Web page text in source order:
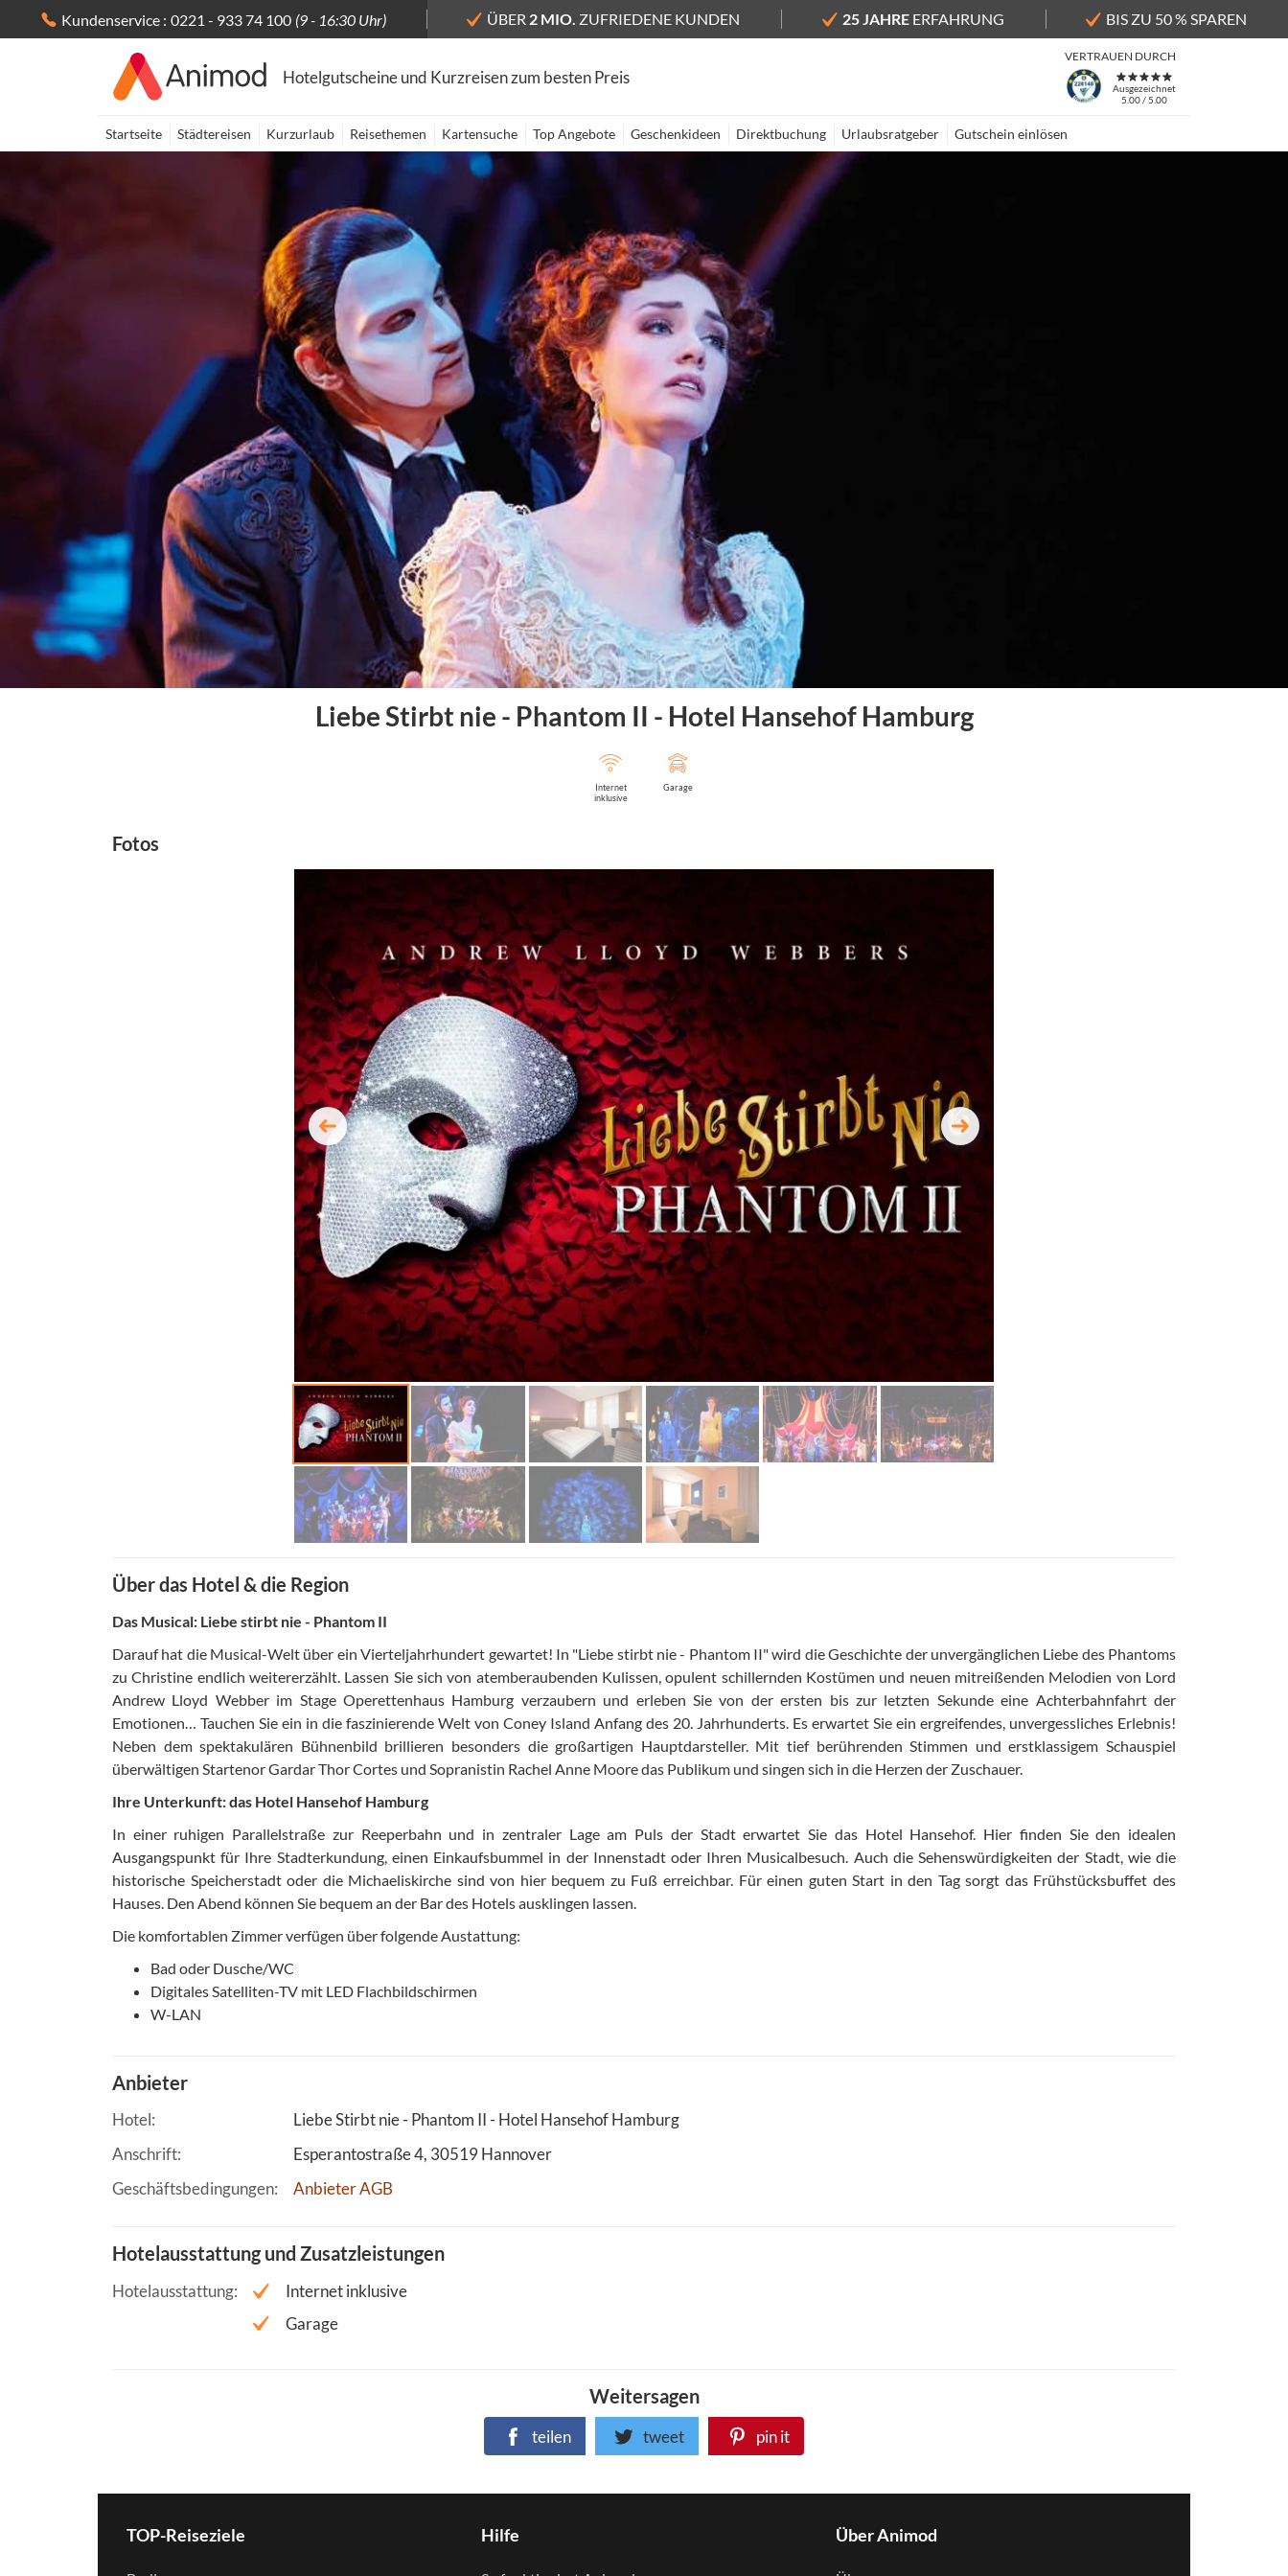
Kundenservice : 0221 - 933 74 100 (9 - 16:30 Uhr) ÜBER 2 MIO. ZUFRIEDENE KUNDEN 25 JAHREERFAHRUNG BIS ZU 50 % SPAREN
Hotelgutscheine und Kurzreisen zum besten Preis
VERTRAUEN DURCH
Ausgezeichnet
5.00 / 5.00
Startseite Städtereisen Kurzurlaub Reisethemen Kartensuche Top Angebote Geschenkideen Direktbuchung Urlaubsratgeber Gutschein einlösen
Liebe Stirbt nie - Phantom II - Hotel Hansehof Hamburg
Internet
inklusive
Garage
Fotos
Über das Hotel & die Region
Das Musical: Liebe stirbt nie - Phantom II
Darauf hat die Musical-Welt über ein Vierteljahrhundert gewartet! In "Liebe stirbt nie - Phantom II" wird die Geschichte der unvergänglichen Liebe des Phantoms
zu Christine endlich weitererzählt. Lassen Sie sich von atemberaubenden Kulissen, opulent schillernden Kostümen und neuen mitreißenden Melodien von Lord
Andrew Lloyd Webber im Stage Operettenhaus Hamburg verzaubern und erleben Sie von der ersten bis zur letzten Sekunde eine Achterbahnfahrt der
Emotionen… Tauchen Sie ein in die faszinierende Welt von Coney Island Anfang des 20. Jahrhunderts. Es erwartet Sie ein ergreifendes, unvergessliches Erlebnis!
Neben dem spektakulären Bühnenbild brillieren besonders die großartigen Hauptdarsteller. Mit tief berührenden Stimmen und erstklassigem Schauspiel
überwältigen Startenor Gardar Thor Cortes und Sopranistin Rachel Anne Moore das Publikum und singen sich in die Herzen der Zuschauer.
Ihre Unterkunft: das Hotel Hansehof Hamburg
In einer ruhigen Parallelstraße zur Reeperbahn und in zentraler Lage am Puls der Stadt erwartet Sie das Hotel Hansehof. Hier finden Sie den idealen
Ausgangspunkt für Ihre Stadterkundung, einen Einkaufsbummel in der Innenstadt oder Ihren Musicalbesuch. Auch die Sehenswürdigkeiten der Stadt, wie die
historische Speicherstadt oder die Michaeliskirche sind von hier bequem zu Fuß erreichbar. Für einen guten Start in den Tag sorgt das Frühstücksbuffet des
Hauses. Den Abend können Sie bequem an der Bar des Hotels ausklingen lassen.
Die komfortablen Zimmer verfügen über folgende Austattung:
Bad oder Dusche/WC
Digitales Satelliten-TV mit LED Flachbildschirmen
W-LAN
Anbieter
Hotel
Liebe Stirbt nie - Phantom II - Hotel Hansehof Hamburg
Anschrift
Esperantostraße 4 30519Hannover
Geschäftsbedingungen
Anbieter AGB
Hotelausstattung und Zusatzleistungen
Hotelausstattung
Internet inklusive
Garage
Weitersagen
teilen tweet pin it
TOP-Reiseziele Hilfe Über Animod